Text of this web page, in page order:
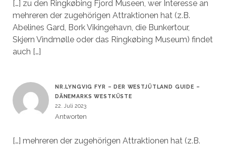
[…] zu den Ringkøbing Fjord Museen, wer Interesse an
mehreren der zugehörigen Attraktionen hat (z.B.
Abelines Gard, Bork Vikingehavn, die Bunkertour,
Skjern Vindmølle oder das Ringkøbing Museum) findet
auch […]
NR.LYNGVIG FYR – DER WESTJÜTLAND GUIDE –
DÄNEMARKS WESTKÜSTE
22. Juli 2023
Antworten
[…] mehreren der zugehörigen Attraktionen hat (z.B.